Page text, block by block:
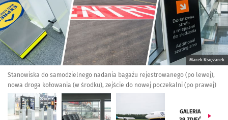
Marek Księżarek
Stanowiska do samodzielnego nadania bagażu rejestrowanego (po lewej),
nowa droga kołowania (w środku), zejście do nowej poczekalni (po prawej)
GALERIA